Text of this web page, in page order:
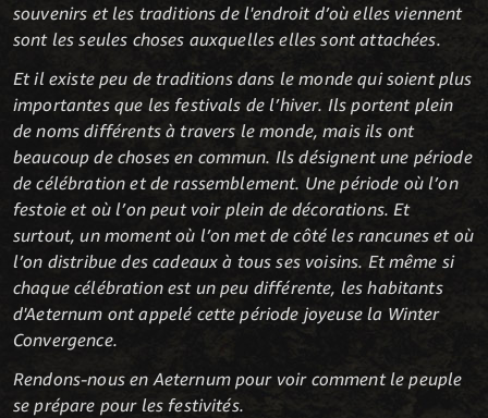
souvenirs et les traditions de l'endroit d’où elles viennent
sont les seules choses auxquelles elles sont attachées.
Et il existe peu de traditions dans le monde qui soient plus
importantes que les festivals de l’hiver. Ils portent plein
de noms différents à travers le monde, mais ils ont
beaucoup de choses en commun. Ils désignent une période
de célébration et de rassemblement. Une période où l’on
festoie et où l’on peut voir plein de décorations. Et
surtout, un moment où l’on met de côté les rancunes et où
l’on distribue des cadeaux à tous ses voisins. Et même si
chaque célébration est un peu différente, les habitants
d'Aeternum ont appelé cette période joyeuse la Winter
Convergence.
Rendons-nous en Aeternum pour voir comment le peuple
se prépare pour les festivités.